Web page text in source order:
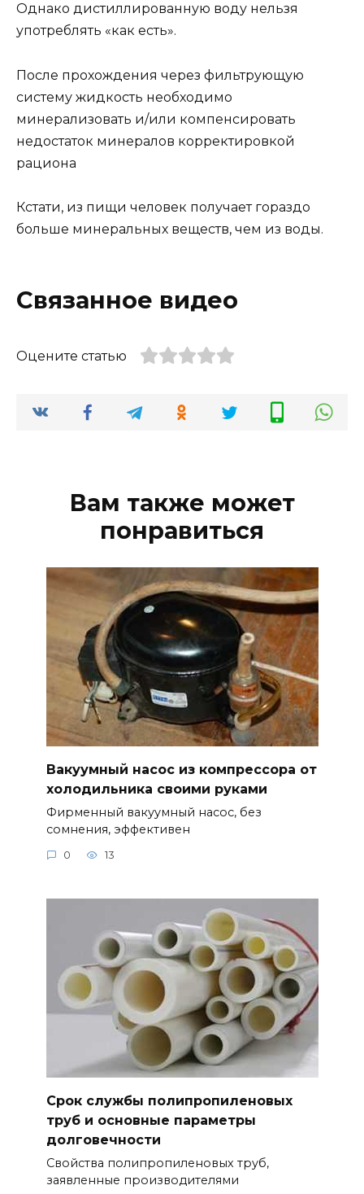
Однако дистиллированную воду нельзя
употреблять «как есть».
После прохождения через фильтрующую
систему жидкость необходимо
минерализовать и/или компенсировать
недостаток минералов корректировкой
рациона
Кстати, из пищи человек получает гораздо
больше минеральных веществ, чем из воды.
Связанное видео
Оцените статью
Вам также может
понравиться
Вакуумный насос из компрессора от
холодильника своими руками
Фирменный вакуумный насос, без
сомнения, эффективен
0 13
Срок службы полипропиленовых
труб и основные параметры
долговечности
Свойства полипропиленовых труб,
заявленные производителями